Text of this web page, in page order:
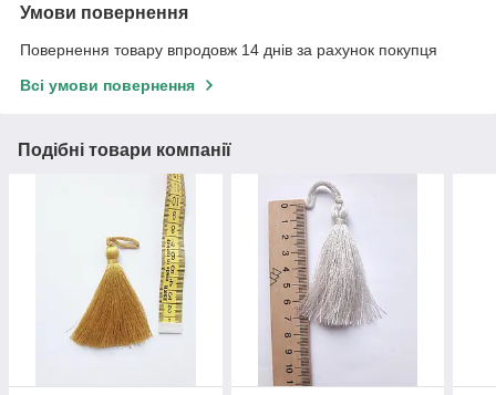
Умови повернення
Повернення товару впродовж 14 днів за рахунок покупця
Всі умови повернення
Подібні товари компанії